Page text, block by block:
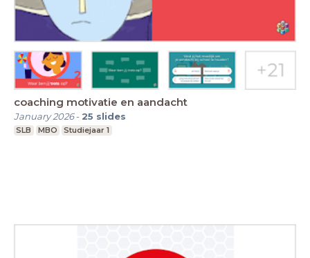
coaching motivatie en aandacht
January 2026- 25 slides
SLB MBO Studiejaar 1